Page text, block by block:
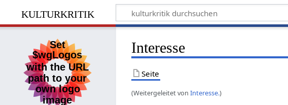
kulturkritik
Interesse
Seite
(Weitergeleitet vonInteresse.)